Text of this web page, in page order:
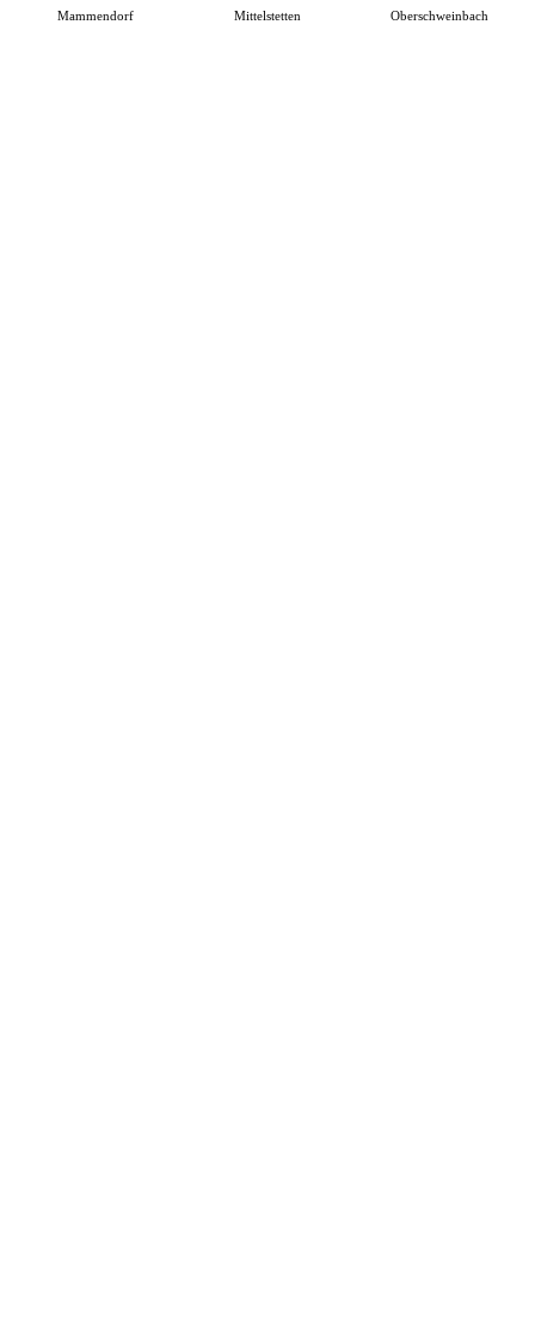
Mammendorf Mittelstetten Oberschweinbach